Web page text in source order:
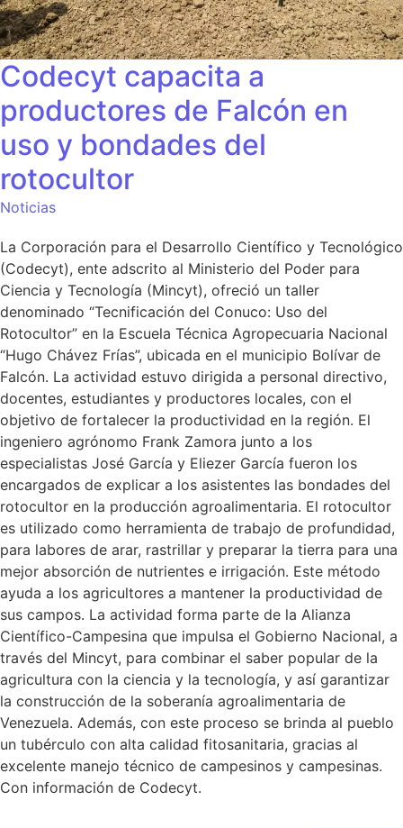
Codecyt capacita a
productores de Falcón en
uso y bondades del
rotocultor
Noticias
La Corporación para el Desarrollo Científico y Tecnológico
(Codecyt), ente adscrito al Ministerio del Poder para
Ciencia y Tecnología (Mincyt), ofreció un taller
denominado “Tecnificación del Conuco: Uso del
Rotocultor” en la Escuela Técnica Agropecuaria Nacional
“Hugo Chávez Frías”, ubicada en el municipio Bolívar de
Falcón. La actividad estuvo dirigida a personal directivo,
docentes, estudiantes y productores locales, con el
objetivo de fortalecer la productividad en la región. El
ingeniero agrónomo Frank Zamora junto a los
especialistas José García y Eliezer García fueron los
encargados de explicar a los asistentes las bondades del
rotocultor en la producción agroalimentaria. El rotocultor
es utilizado como herramienta de trabajo de profundidad,
para labores de arar, rastrillar y preparar la tierra para una
mejor absorción de nutrientes e irrigación. Este método
ayuda a los agricultores a mantener la productividad de
sus campos. La actividad forma parte de la Alianza
Científico-Campesina que impulsa el Gobierno Nacional, a
través del Mincyt, para combinar el saber popular de la
agricultura con la ciencia y la tecnología, y así garantizar
la construcción de la soberanía agroalimentaria de
Venezuela. Además, con este proceso se brinda al pueblo
un tubérculo con alta calidad fitosanitaria, gracias al
excelente manejo técnico de campesinos y campesinas.
Con información de Codecyt.